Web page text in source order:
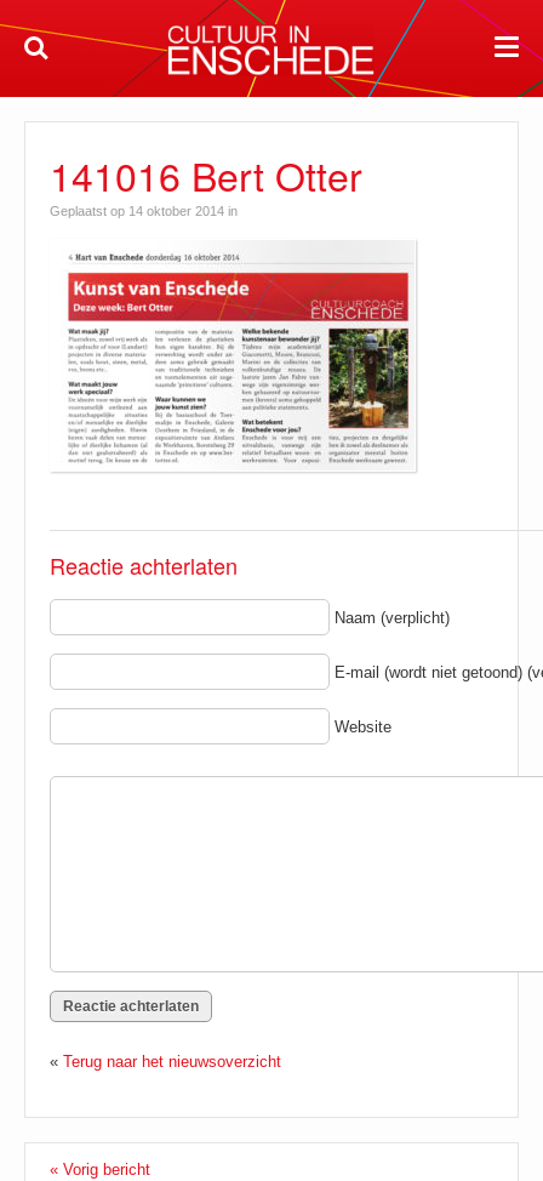
141016 Bert Otter
Geplaatst op 14 oktober 2014 in
Reactie achterlaten
Naam (verplicht)
E-mail (wordt niet getoond)
Website
« Terug naar het nieuwsoverzicht
« Vorig bericht